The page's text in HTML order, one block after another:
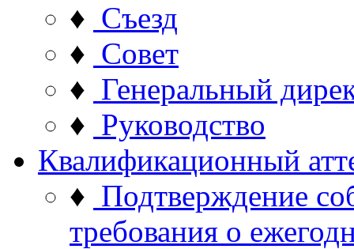
♦ Съезд
♦ Совет
♦ Генеральный
♦ Руководство
Квалификационный
♦ Подтверждение
требования о